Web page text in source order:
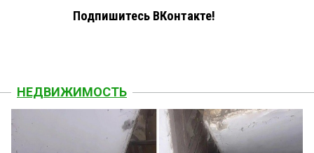
Подпишитесь ВКонтакте!
НЕДВИЖИМОСТЬ